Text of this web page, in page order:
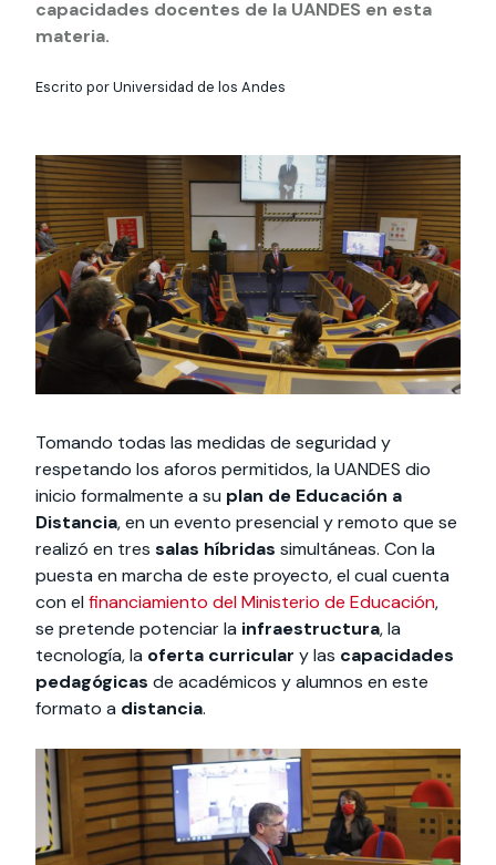
cursos
estadías
Te puede
interesar:
International
students
Facultades
interesar:
2025
vinculación con la
sociedad
intercambio
interesar:
Uandes
estudiantiles
capacidades docentes de la UANDES en esta
materia.
Escrito por Universidad de los Andes
Tomando todas las medidas de seguridad y
respetando los aforos permitidos, la UANDES dio
inicio formalmente a su plan de Educación a
Distancia, en un evento presencial y remoto que se
realizó en tres salas híbridas simultáneas. Con la
puesta en marcha de este proyecto, el cual cuenta
con el financiamiento del Ministerio de Educación,
se pretende potenciar la infraestructura, la
tecnología, la oferta curricular y las capacidades
pedagógicas de académicos y alumnos en este
formato a distancia.